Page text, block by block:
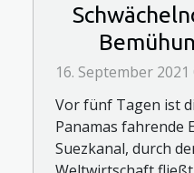
Suezkanal
Schiff zu
16. September 2021
Vor fünf Tagen ist
Panamas fahrende
Suezkanal, durch